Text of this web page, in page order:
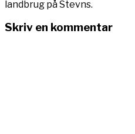
landbrug på Stevns.
Skriv en kommentar